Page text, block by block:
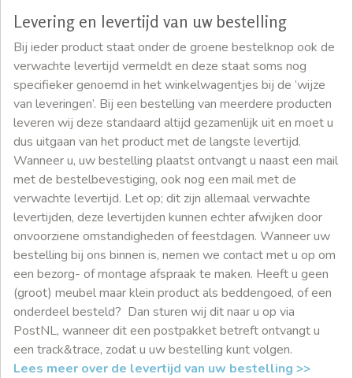
Levering en levertijd van uw bestelling
Bij ieder product staat onder de groene bestelknop ook de
verwachte levertijd vermeldt en deze staat soms nog
specifieker genoemd in het winkelwagentjes bij de ‘wijze
van leveringen’. Bij een bestelling van meerdere producten
leveren wij deze standaard altijd gezamenlijk uit en moet u
dus uitgaan van het product met de langste levertijd.
Wanneer u, uw bestelling plaatst ontvangt u naast een mail
met de bestelbevestiging, ook nog een mail met de
verwachte levertijd. Let op; dit zijn allemaal verwachte
levertijden, deze levertijden kunnen echter afwijken door
onvoorziene omstandigheden of feestdagen. Wanneer uw
bestelling bij ons binnen is, nemen we contact met u op om
een bezorg- of montage afspraak te maken. Heeft u geen
(groot) meubel maar klein product als beddengoed, of een
onderdeel besteld? Dan sturen wij dit naar u op via
PostNL, wanneer dit een postpakket betreft ontvangt u
een track&trace, zodat u uw bestelling kunt volgen.
Lees meer over de levertijd van uw bestelling >>